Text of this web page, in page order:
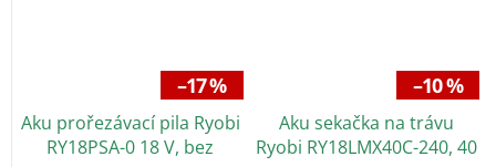
–17 %
Aku prořezávací pila Ryobi
RY18PSA-0 18 V, bez
–10 %
Aku sekačka na trávu
Ryobi RY18LMX40C-240, 40